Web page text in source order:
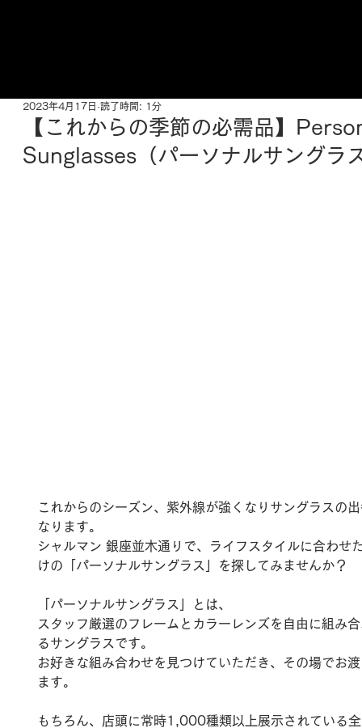
【これからの季節の必需品】
Sunglasses（パーソナルサングラ
2023年4月17日 読了時間: 1分
これからのシーズン、紫外線が強くなりサングラスの
なります。
シャルマン 銀座並木通りで、ライフスタイルに合わせ
けの「パーソナルサングラス」を探してみませんか？
「パーソナルサングラス」とは、
スタッフ厳選のフレームとカラーレンズを自由に組み
るサングラスです。
お好きな組み合わせを見つけていただき、その場でお
ます。
もちろん、店頭に常時1,000種類以上展示されている